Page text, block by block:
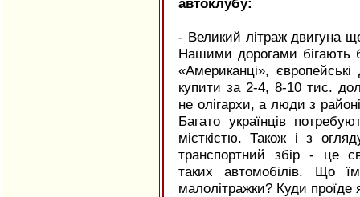
автоклубу:
- Великий літраж двигуна
Нашими дорогами бігають
«Американці»,
купити за 2-4, 8-10 тис.
не олігархи, а люди з
Багато українців
місткістю. Також і з
транспортний збір - це
таких автомобілів. Що
малолітражки? Куди проїде